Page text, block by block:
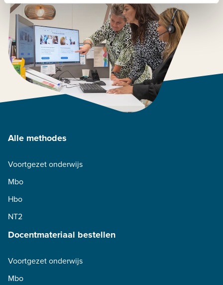
Alle methodes
Voortgezet onderwijs
Mbo
Hbo
NT2
Docentmateriaal bestellen
Voortgezet onderwijs
Mbo